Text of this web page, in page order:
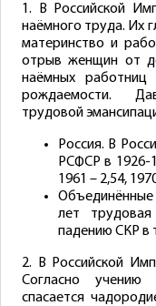
1. В Российской
наёмного труда. Их
материнство и
отрыв женщин от
наёмных
рождаемости.
трудовой
Россия. В
РСФСР в 1926-
1961 – 2,54,
Объединённые
лет
падению СКР в
2. В Российской
Согласно учению
спасается